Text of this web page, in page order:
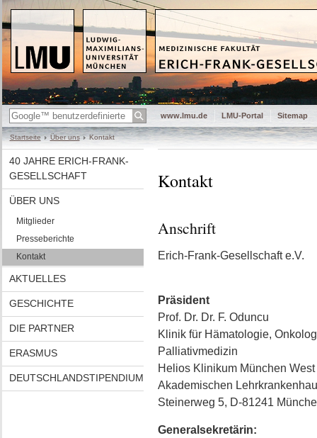
www.lmu.de LMU-Portal Sitemap
Startseite Über uns Kontakt
40 JAHRE ERICH-FRANK-
GESELLSCHAFT
ÜBER UNS
Mitglieder
Presseberichte
Kontakt
AKTUELLES
GESCHICHTE
DIE PARTNER
ERASMUS
DEUTSCHLANDSTIPENDIUM
Kontakt
Anschrift
Erich-Frank-Gesellschaft e.V.
Präsident
Prof. Dr. Dr. F. Oduncu
Klinik für Hämatologie,
Palliativmedizin
Helios Klinikum München West
Akademischen
Steinerweg 5, D-81241
Generalsekretärin: